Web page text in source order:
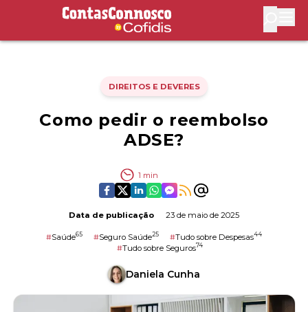
Contas Connosco by Cofidis
DIREITOS E DEVERES
Como pedir o reembolso
ADSE?
1 min
Data de publicação 23 de maio de 2025
#Saúde65 #Seguro Saúde25 #Tudo sobre Despesas44
#Tudo sobre Seguros74
Daniela Cunha